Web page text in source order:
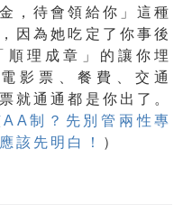
，待會領給你」這種
因為她吃定了你事後
理成章」的讓你埋
影票、餐費、交通
通通都是你出了。
制？先別管兩性專
該先明白！
）